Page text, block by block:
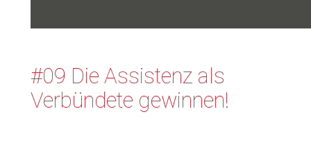
#09 Die Assistenz als
Verbündete gewinnen!